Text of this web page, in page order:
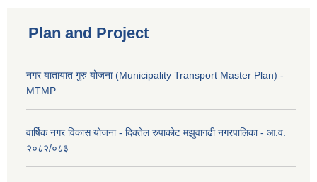
Plan and Project
नगर यातायात गुरु योजना (Municipality Transport Master Plan) -
MTMP
वार्षिक नगर विकास योजना - दिक्तेल रुपाकोट मझुवागढी नगरपालिका - आ.व.
२०८२/०८३